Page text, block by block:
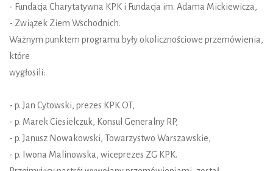
- Fundacja Charytatywna KPK i Fundacja im. Adama Mickiewicza,
- Związek Ziem Wschodnich.
Ważnym punktem programu były okolicznościowe przemówienia,
które
- p. Jan Cytowski, prezes KPK OT,
- p. Marek Ciesielczuk, Konsul Generalny RP,
- p. Janusz Nowakowski, Towarzystwo Warszawskie,
- p. Iwona Malinowska, wiceprezes ZG KPK.